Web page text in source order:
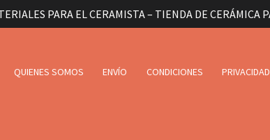
PARA EL CERAMISTA – TIENDA DE CERÁMICA
QUIENES SOMOS ENVÍO CONDICIONES PRIVACIDAD